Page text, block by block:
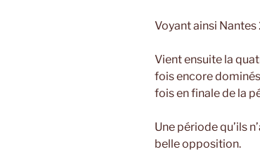
Voyant ainsi Nantes
Vient ensuite la
fois encore
fois en finale de la
Une période qu’ils
belle opposition.